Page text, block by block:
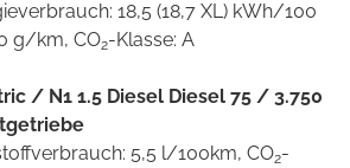
18,5 (18,7 XL) kWh/100
g/km, CO2-Klasse: A
/ N1 1.5 Diesel Diesel 75 / 3.750
5,5 l/100km, CO2-